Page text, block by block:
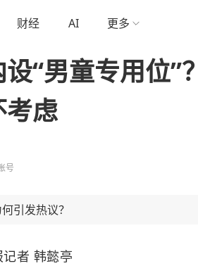
财经 AI 更多
“男童专用位”
虑
号
引发热议？
者 韩懿亭